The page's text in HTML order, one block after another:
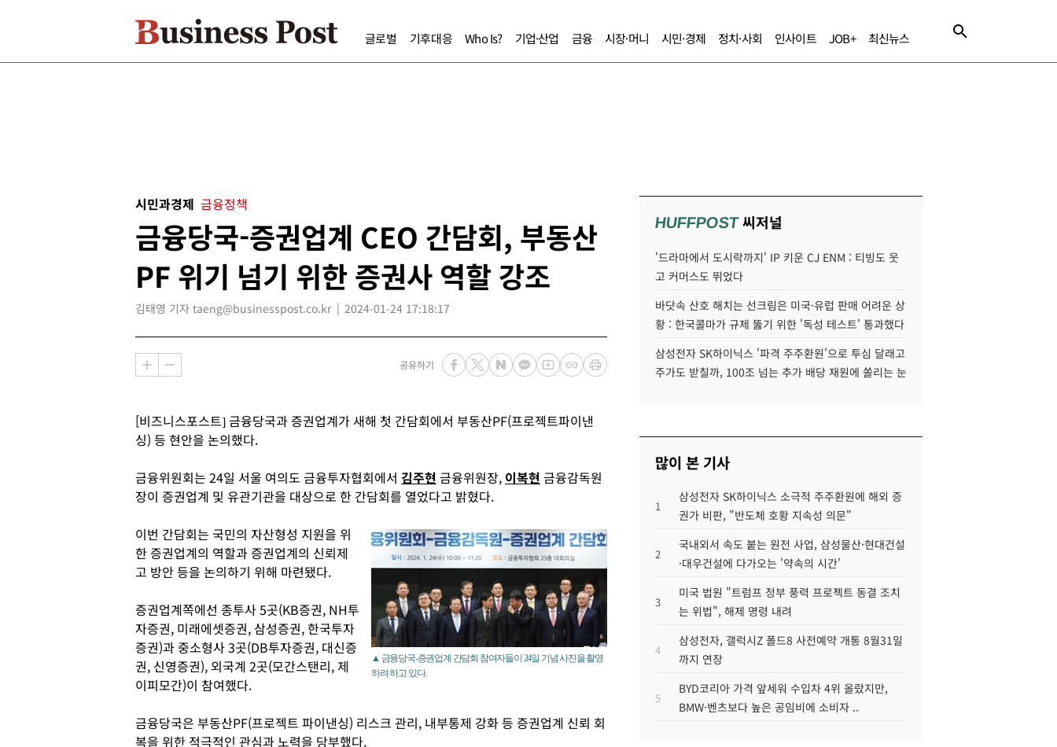
글로벌 기후대응 Who Is? 기업·산업 금융 시장·머니 시민·경제 정치·사회 인사이트 JOB+ 최신뉴스
시민과경제 금융정책
금융당국-증권업계 CEO 간담회, 부동산
PF 위기 넘기 위한 증권사 역할 강조
김태영 기자 taeng@businesspost.co.kr 2024-01-24 17:18:17
공유하기
[비즈니스포스트] 금융당국과 증권업계가 새해 첫 간담회에서 부동산PF(프로젝트파이낸
싱) 등 현안을 논의했다.
금융위원회는 24일 서울 여의도 금융투자협회에서 김주현 금융위원장, 이복현 금융감독원
장이 증권업계 및 유관기관을 대상으로 한 간담회를 열었다고 밝혔다.
▲ 금융당국-증권업계 간담회 참여자들이 24일 기념 사진을 촬영
하려 하고 있다.
이번 간담회는 국민의 자산형성 지원을 위
한 증권업계의 역할과 증권업계의 신뢰제
고 방안 등을 논의하기 위해 마련됐다.
증권업계쪽에선 종투사 5곳(KB증권, NH투
자증권, 미래에셋증권, 삼성증권, 한국투자
증권)과 중소형사 3곳(DB투자증권, 대신증
권, 신영증권), 외국계 2곳(모간스탠리, 제
이피모간)이 참여했다.
금융당국은 부동산PF(프로젝트 파이낸싱) 리스크 관리, 내부통제 강화 등 증권업계 신뢰 회
복을 위한 적극적인 관심과 노력을 당부했다.
HUFFPOST씨저널
'드라마에서 도시락까지' IP 키운 CJ ENM : 티빙도 웃
고 커머스도 뛰었다
바닷속 산호 해치는 선크림은 미국·유럽 판매 어려운 상
황 : 한국콜마가 규제 뚫기 위한 '독성 테스트' 통과했다
삼성전자 SK하이닉스 '파격 주주환원'으로 투심 달래고
주가도 받칠까, 100조 넘는 추가 배당 재원에 쏠리는 눈
많이 본 기사
1
삼성전자 SK하이닉스 소극적 주주환원에 해외 증
권가 비판, "반도체 호황 지속성 의문"
2
국내외서 속도 붙는 원전 사업, 삼성물산·현대건설
·대우건설에 다가오는 '약속의 시간'
3
미국 법원 "트럼프 정부 풍력 프로젝트 동결 조치
는 위법", 해제 명령 내려
4
삼성전자, 갤럭시Z 폴드8 사전예약 개통 8월31일
까지 연장
5
BYD코리아 가격 앞세워 수입차 4위 올랐지만,
BMW·벤츠보다 높은 공임비에 소비자 ..